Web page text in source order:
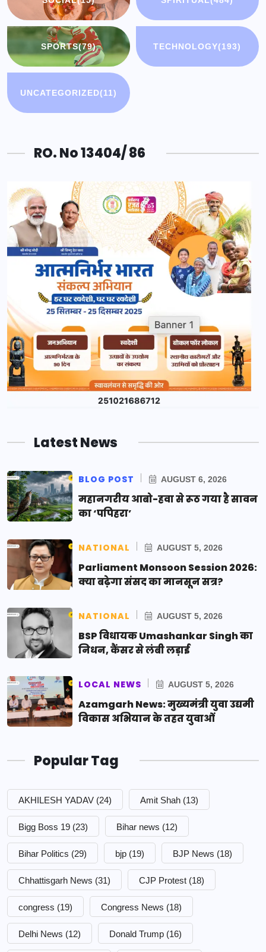
SPORTS(79) TECHNOLOGY(193)
UNCATEGORIZED(11)
RO. No 13404/ 86
Latest News
BLOG POST AUGUST 6, 2026
महानगरीय आबो-हवा से रूठ गया है सावन
का ‘पपिहरा’
NATIONAL AUGUST 5, 2026
Parliament Monsoon Session 2026:
क्या बढ़ेगा संसद का मानसून सत्र?
NATIONAL AUGUST 5, 2026
BSP विधायक Umashankar Singh का
निधन, कैंसर से लंबी लड़ाई
LOCAL NEWS AUGUST 5, 2026
Azamgarh News: मुख्यमंत्री युवा उद्यमी
विकास अभियान के तहत युवाओं
Popular Tag
AKHILESH YADAV (24) Amit Shah (13)
Bigg Boss 19 (23) Bihar news (12)
Bihar Politics (29) bjp (19) BJP News (18)
Chhattisgarh News (31) CJP Protest (18)
congress (19) Congress News (18)
Delhi News (12) Donald Trump (16)